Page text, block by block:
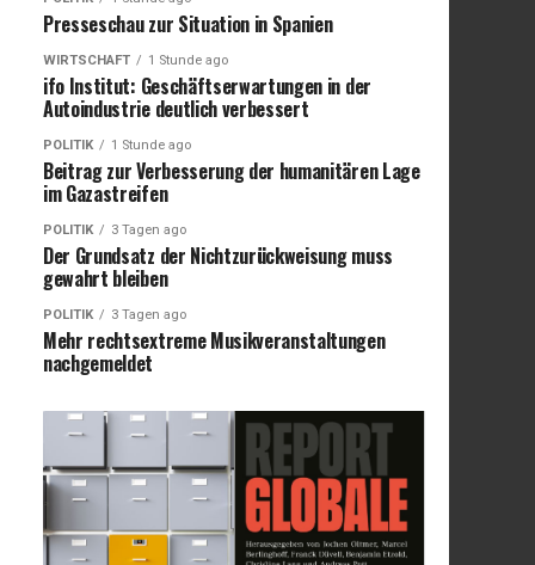
Presseschau zur Situation in Spanien
WIRTSCHAFT 1 Stunde ago
ifo Institut: Geschäftserwartungen in der
Autoindustrie deutlich verbessert
POLITIK 1 Stunde ago
Beitrag zur Verbesserung der humanitären Lage
im Gazastreifen
POLITIK 3 Tagen ago
Der Grundsatz der Nichtzurückweisung muss
gewahrt bleiben
POLITIK 3 Tagen ago
Mehr rechtsextreme Musikveranstaltungen
nachgemeldet